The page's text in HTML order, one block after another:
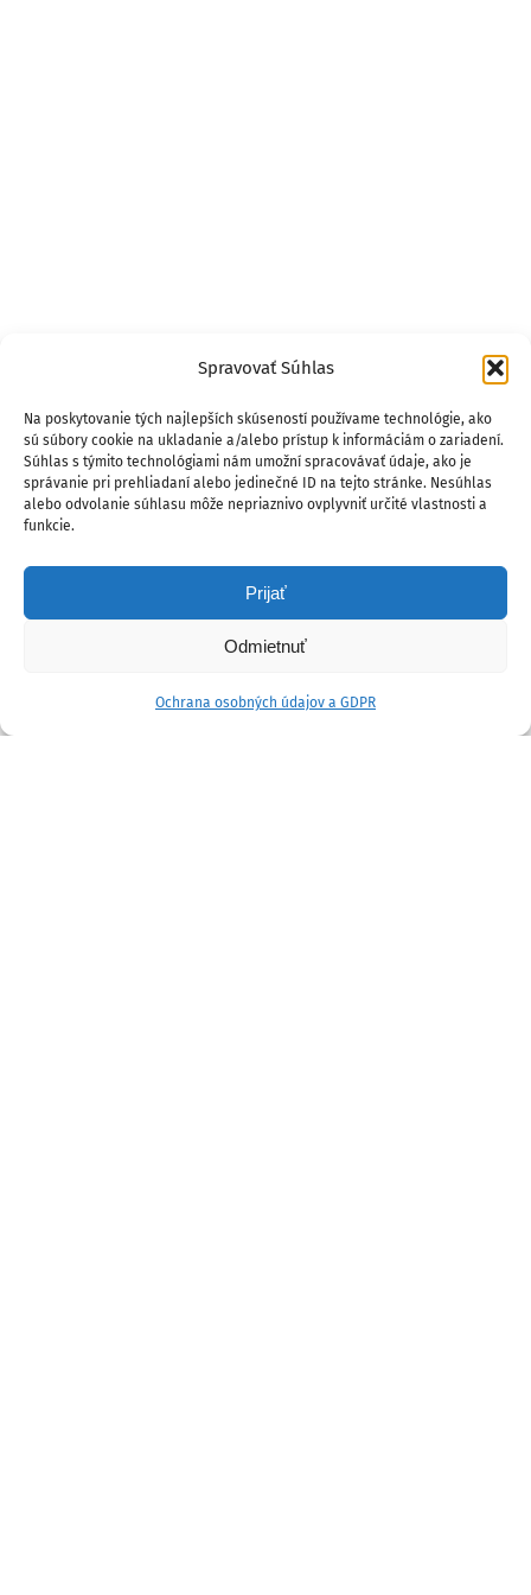
Spravovať Súhlas
Na poskytovanie tých najlepších skúseností používame technológie, ako
sú súbory cookie na ukladanie a/alebo prístup k informáciám o zariadení.
Súhlas s týmito technológiami nám umožní spracovávať údaje, ako je
správanie pri prehliadaní alebo jedinečné ID na tejto stránke. Nesúhlas
alebo odvolanie súhlasu môže nepriaznivo ovplyvniť určité vlastnosti a
funkcie.
Prijať
Odmietnuť
Ochrana osobných údajov a GDPR